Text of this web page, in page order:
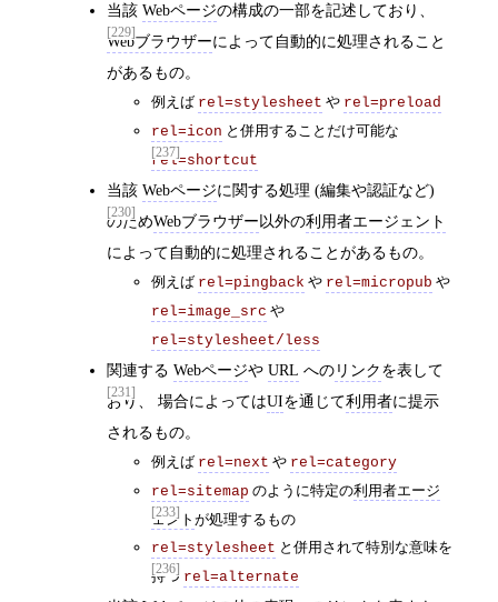
[229]
当該 Webページの構成の一部を記述しており、
Webブラウザーによって自動的に処理されること
があるもの。
例えば rel=stylesheet や rel=preload
[237]
rel=icon と併用することだけ可能な
rel=shortcut
[230]
当該 Webページに関する処理 (編集や認証など)
のためWebブラウザー以外の利用者エージェント
によって自動的に処理されることがあるもの。
例えば rel=pingback や rel=micropub や
rel=image_src や
rel=stylesheet/less
[231]
関連する Webページや URL へのリンクを表して
おり、 場合によってはUIを通じて利用者に提示
されるもの。
例えば rel=next や rel=category
[233]
rel=sitemap のように特定の利用者エージ
ェント が処理するもの
[236]
rel=stylesheet と併用されて特別な意味を
持つ rel=alternate